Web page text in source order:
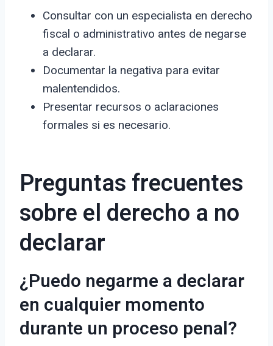
Consultar con un especialista en derecho
fiscal o administrativo antes de negarse
a declarar.
Documentar la negativa para evitar
malentendidos.
Presentar recursos o aclaraciones
formales si es necesario.
Preguntas frecuentes
sobre el derecho a no
declarar
¿Puedo negarme a declarar
en cualquier momento
durante un proceso penal?